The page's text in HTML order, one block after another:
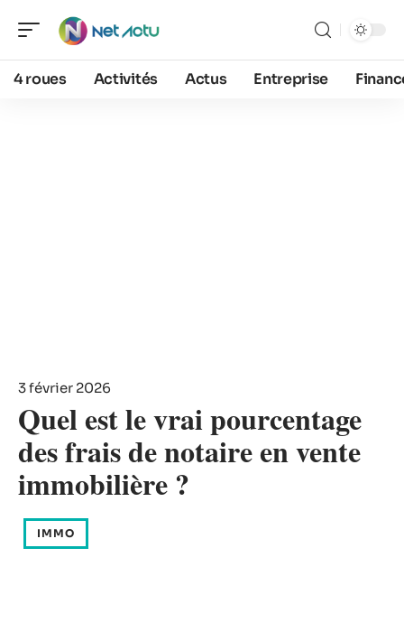
4 roues Activités Actus Entreprise
3 février 2026
Quel est le vrai pourcentage
des frais de notaire en vente
immobilière ?
IMMO